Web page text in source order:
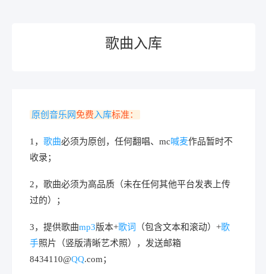
歌曲入库
原创音乐网 免费入库标准：
1， 歌曲必须为原创，任何翻唱、mc喊麦作品暂时不
收录；
2，歌曲必须为高品质（未在任何其他平台发表上传
过的）；
3，提供歌曲mp3版本+歌词 （包含文本和滚动）+歌
手照片（竖版清晰艺术照），发送邮箱
8434110@QQ.com；